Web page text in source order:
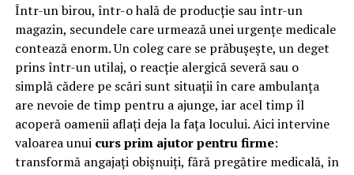
Într-un birou, într-o hală de producție sau într-un
magazin, secundele care urmează unei urgențe medicale
contează enorm. Un coleg care se prăbușește, un deget
prins într-un utilaj, o reacție alergică severă sau o
simplă cădere pe scări sunt situații în care ambulanța
are nevoie de timp pentru a ajunge, iar acel timp îl
acoperă oamenii aflați deja la fața locului. Aici intervine
valoarea unui curs prim ajutor pentru firme:
transformă angajați obișnuiți, fără pregătire medicală, în